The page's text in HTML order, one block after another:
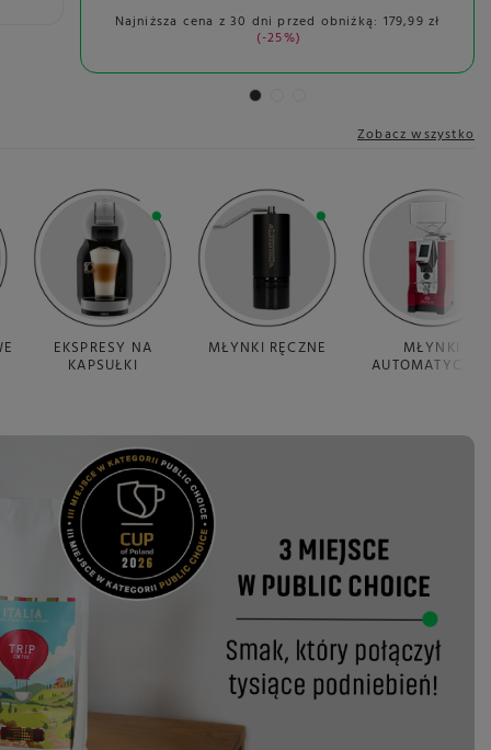
Najniższa cena z 30 dni przed obniżką: 179,99 zł
-25%
Zobacz wszystko
EKSPRESY NA
KAPSUŁKI
MŁYNKI RĘCZNE MŁYNKI
AUTOMATYCZNE